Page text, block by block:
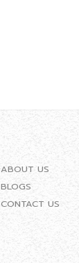
ABOUT US
BLOGS
CONTACT US